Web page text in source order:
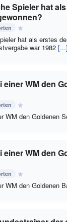
Spieler hat
hat als erstes
war 1982 [...]
einer WM den
WM den Goldenen
einer WM den
WM den Goldenen